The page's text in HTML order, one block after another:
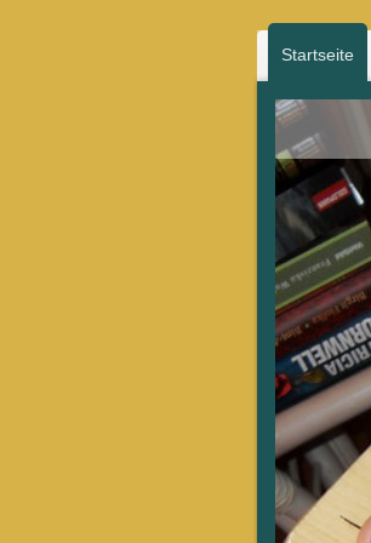
Startseite